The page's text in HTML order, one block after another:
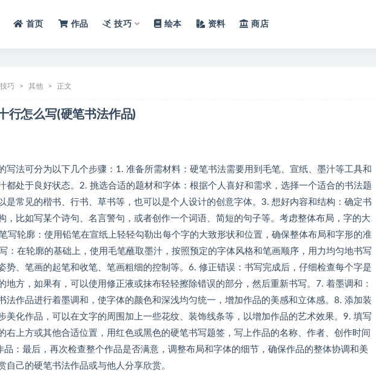
首页 作品 技巧 绘本 资料 商店
技巧 其他 正文
行怎么写(硬笔书法作品)
写法可分为以下几个步骤：1. 准备所需材料：硬笔书法需要用到毛笔、宣纸、墨汁等工具和
都处于良好状态。2. 挑选合适的题材和字体：根据个人喜好和需求，选择一个适合的书法题
是常见的楷书、行书、草书等，也可以是个人设计的创意字体。3. 想好内容和结构：确定书
，比如写某个诗句、名言警句，或者创作一个词语、简短的句子等。考虑整体布局，字的大
写轮廓：使用铅笔在宣纸上轻轻勾勒出每个字的大致形状和位置，确保整体布局和字形的准
：在轮廓的基础上，使用毛笔蘸取墨汁，按照预定的字体风格和笔画顺序，用力均匀地书写
势、笔画的起笔和收笔、笔画粗细的控制等。6. 修正错误：书写完成后，仔细检查每个字是
地方，如果有，可以使用修正液或抹布轻轻擦除错误的部分，然后重新书写。7. 着墨调和：
法作品进行着墨调和，使字体的颜色和深浅均匀统一，增加作品的美感和立体感。8. 添加装
美化作品，可以在文字的周围加上一些花纹、装饰线条等，以增加作品的艺术效果。9. 填写
右上方或其他合适位置，用红色或黑色的硬笔书写题签，写上作品的名称、作者、创作时间
品：最后，再次检查整个作品是否满意，调整布局和字体的细节，确保作品的整体协调和美
自己的硬笔书法作品或与他人分享欣赏。